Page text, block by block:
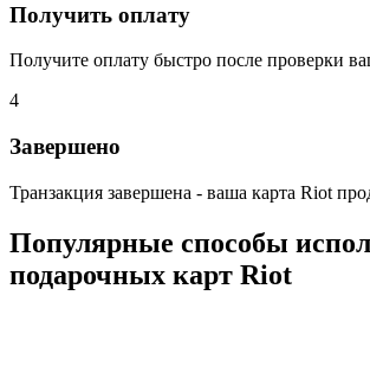
Получить оплату
Получите оплату быстро после проверки
4
Завершено
Транзакция завершена - ваша карта Riot
Популярные способы
подарочных карт Riot